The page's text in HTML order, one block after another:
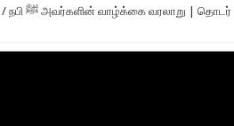
/ நபி ﷺ அவர்களின் வாழ்க்கை வரலாறு | தொடர் – 04 | Assheikh